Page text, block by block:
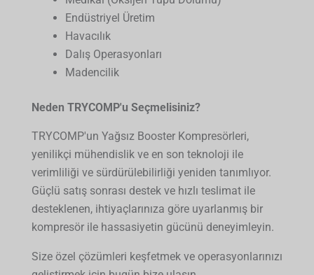
Endüstriyel Üretim
Havacılık
Dalış Operasyonları
Madencilik
Neden TRYCOMP'u Seçmelisiniz?
TRYCOMP'un Yağsız Booster Kompresörleri,
yenilikçi mühendislik ve en son teknoloji ile
verimliliği ve sürdürülebilirliği yeniden tanımlıyor.
Güçlü satış sonrası destek ve hızlı teslimat ile
desteklenen, ihtiyaçlarınıza göre uyarlanmış bir
kompresör ile hassasiyetin gücünü deneyimleyin.
Size özel çözümleri keşfetmek ve operasyonlarınızı